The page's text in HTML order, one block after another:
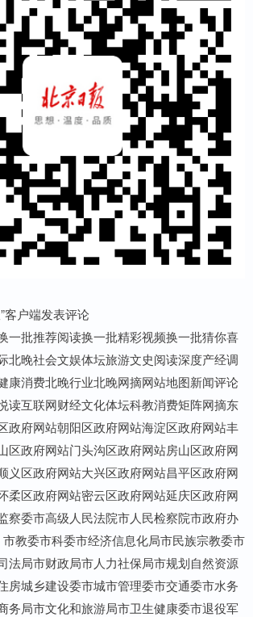
客户端发表评论
一批推荐阅读换一批精彩视频换一批猜你喜
北晚社会文娱体坛旅游文史阅读深度产经调
康消费北晚行业北晚网摘网站地图新闻评论
读互联网财经文化体坛科教消费矩阵网摘东
政府网站朝阳区政府网站海淀区政府网站丰
区政府网站门头沟区政府网站房山区政府网
义区政府网站大兴区政府网站昌平区政府网
柔区政府网站密云区政府网站延庆区政府网
察委市高级人民法院市人民检察院市政府办
教委市科委市经济信息化局市民族宗教委市
法局市财政局市人力社保局市规划自然资源
房城乡建设委市城市管理委市交通委市水务
务局市文化和旅游局市卫生健康委市退役军